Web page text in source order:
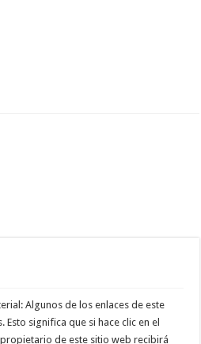
Algunos de los enlaces de este
significa que si hace clic en el
de este sitio web recibirá